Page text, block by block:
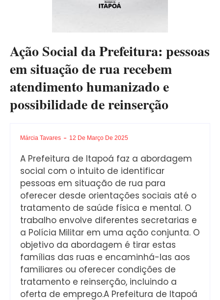
Ação Social da Prefeitura: pessoas
em situação de rua recebem
atendimento humanizado e
possibilidade de reinserção
Márcia Tavares 12 De Março De 2025
A Prefeitura de Itapoá faz a abordagem
social com o intuito de identificar
pessoas em situação de rua para
oferecer desde orientações sociais até o
tratamento de saúde física e mental. O
trabalho envolve diferentes secretarias e
a Polícia Militar em uma ação conjunta. O
objetivo da abordagem é tirar estas
famílias das ruas e encaminhá-las aos
familiares ou oferecer condições de
tratamento e reinserção, incluindo a
oferta de emprego.A Prefeitura de Itapoá